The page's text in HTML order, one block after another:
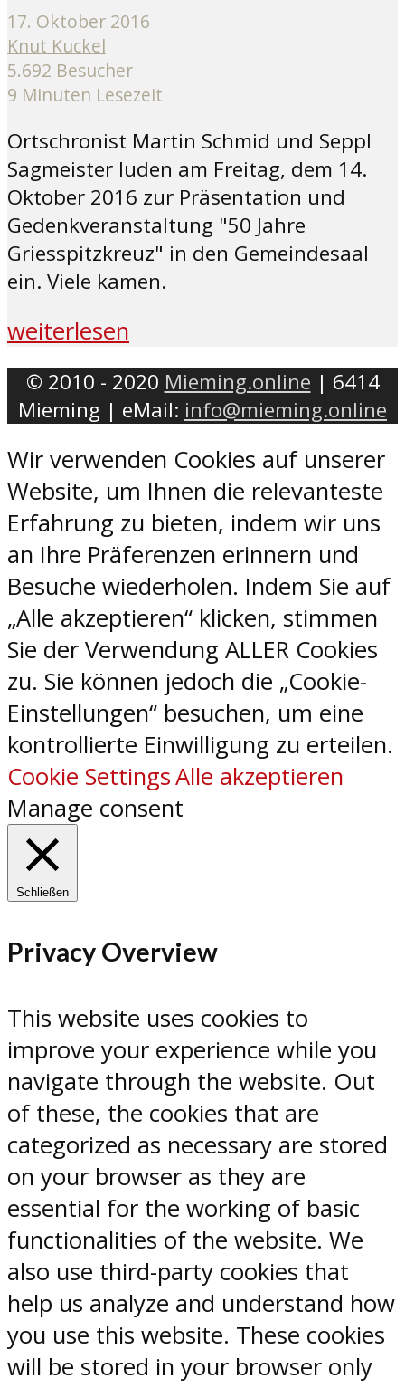
17. Oktober 2016
Knut Kuckel
5.692 Besucher
9 Minuten Lesezeit
Ortschronist Martin Schmid und Seppl
Sagmeister luden am Freitag, dem 14.
Oktober 2016 zur Präsentation und
Gedenkveranstaltung "50 Jahre
Griesspitzkreuz" in den Gemeindesaal
ein. Viele kamen.
weiterlesen
© 2010 - 2020 Mieming.online | 6414
Mieming | eMail: info@mieming.online
Wir verwenden Cookies auf unserer
Website, um Ihnen die relevanteste
Erfahrung zu bieten, indem wir uns
an Ihre Präferenzen erinnern und
Besuche wiederholen. Indem Sie auf
„Alle akzeptieren“ klicken, stimmen
Sie der Verwendung ALLER Cookies
zu. Sie können jedoch die „Cookie-
Einstellungen“ besuchen, um eine
kontrollierte Einwilligung zu erteilen.
Cookie SettingsAlle akzeptieren
Manage consent
Schließen
Privacy Overview
This website uses cookies to
improve your experience while you
navigate through the website. Out
of these, the cookies that are
categorized as necessary are stored
on your browser as they are
essential for the working of basic
functionalities of the website. We
also use third-party cookies that
help us analyze and understand how
you use this website. These cookies
will be stored in your browser only